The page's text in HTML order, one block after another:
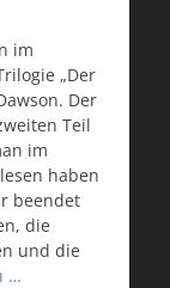
im
„Der
Der
Teil
im
haben
beendet
die
und die
…